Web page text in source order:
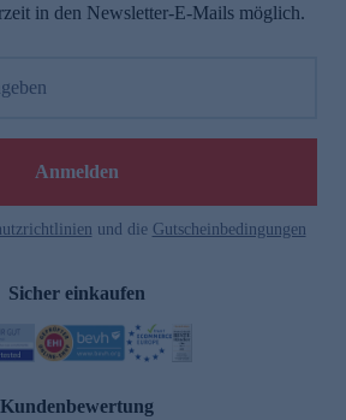
in den Newsletter-E-Mails möglich.
Anmelden
und die Gutscheinbedingungen
Sicher einkaufen
Kundenbewertung